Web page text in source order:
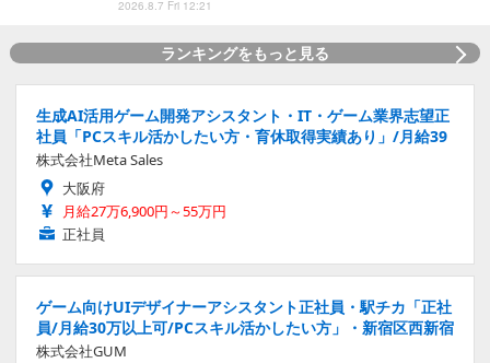
2026.8.7 Fri 12:21
ランキングをもっと見る
生成AI活用ゲーム開発アシスタント・IT・ゲーム業界志望正
社員「PCスキル活かしたい方・育休取得実績あり」/月給39
株式会社Meta Sales
大阪府
月給27万6,900円～55万円
正社員
ゲーム向けUIデザイナーアシスタント正社員・駅チカ「正社
員/月給30万以上可/PCスキル活かしたい方」・新宿区西新宿
株式会社GUM